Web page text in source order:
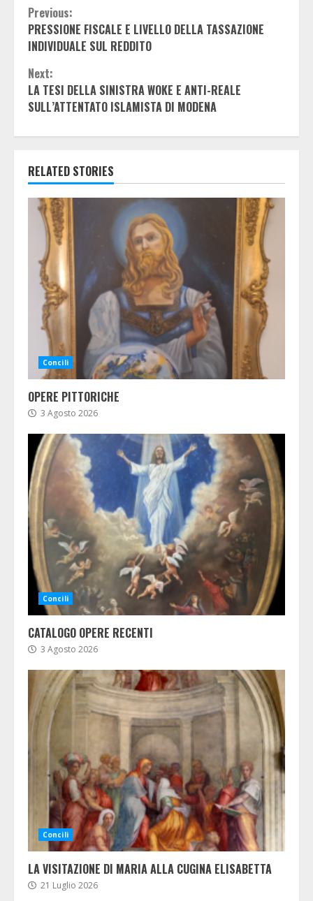
Continue
Reading
Previous:
PRESSIONE FISCALE E LIVELLO DELLA TASSAZIONE
INDIVIDUALE SUL REDDITO
Next:
LA TESI DELLA SINISTRA WOKE E ANTI-REALE
SULL’ATTENTATO ISLAMISTA DI MODENA
RELATED STORIES
Concili
OPERE PITTORICHE
3 Agosto 2026
Concili
CATALOGO OPERE RECENTI
3 Agosto 2026
Concili
LA VISITAZIONE DI MARIA ALLA CUGINA ELISABETTA
21 Luglio 2026